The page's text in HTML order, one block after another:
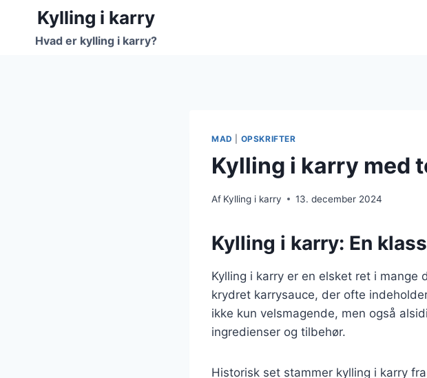
Fortsæt
indhold
Kylling i karry
Hvad er kylling i karry?
MAD OPSKRIFTER
Kylling i karry med
Af Kylling i karry 13. december 2024
Kylling i karry: En
Kylling i karry er en elsket ret i mange
krydret karrysauce, der ofte
ikke kun velsmagende, men også
ingredienser og tilbehør.
Historisk set stammer kylling i karry